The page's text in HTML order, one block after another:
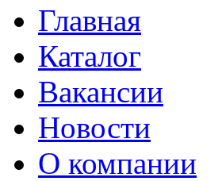
Главная
Каталог
Вакансии
Новости
О компании